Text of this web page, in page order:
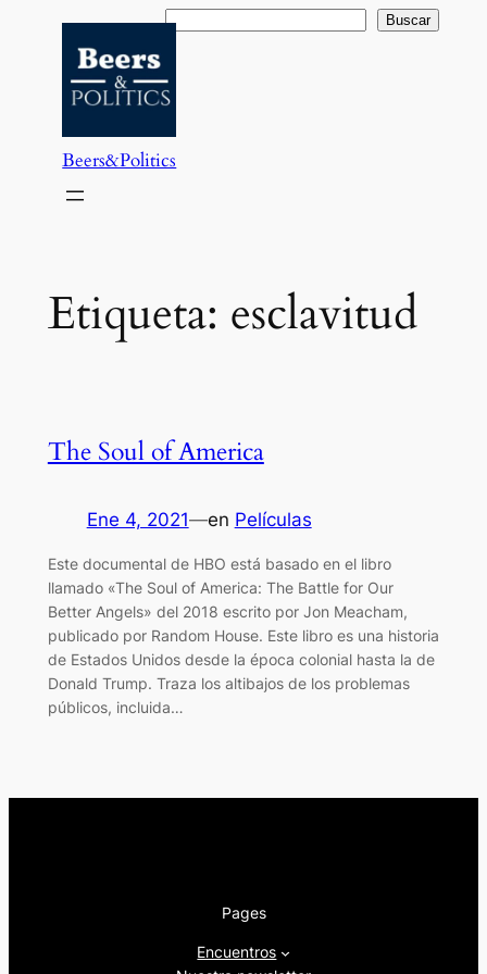
contenido
Buscar Buscar
Beers&Politics
Etiqueta: esclavitud
The Soul of America
Ene 4, 2021—en Películas
Este documental de HBO está basado en el libro
llamado «The Soul of America: The Battle for Our
Better Angels» del 2018 escrito por Jon Meacham,
publicado por Random House. Este libro es una historia
de Estados Unidos desde la época colonial hasta la de
Donald Trump. Traza los altibajos de los problemas
públicos, incluida…
Pages
Encuentros